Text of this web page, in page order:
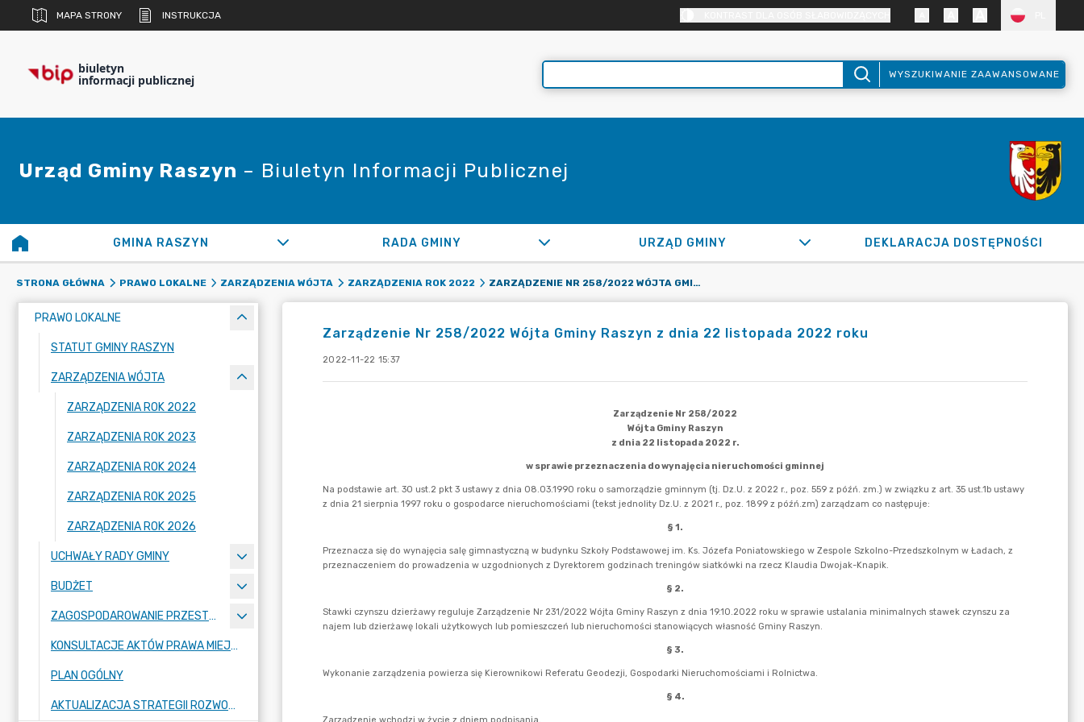
MAPA STRONY INSTRUKCJA
biuletyn
informacji publicznej WYSZUKIWANIE ZAAWANSOWANE
Urząd Gminy Raszyn – Biuletyn Informacji Publicznej
GMINA RASZYN RADA GMINY URZĄD GMINY DEKLARACJA DOSTĘPNOŚCI
STRONA GŁÓWNA PRAWO LOKALNE ZARZĄDZENIA WÓJTA ZARZĄDZENIA ROK 2022 ZARZĄDZENIE NR 258/2022 WÓJTA GMINY RASZYN Z DNIA 22 LISTOPADA 2022 ROKU
PRAWO LOKALNE
STATUT GMINY RASZYN
ZARZĄDZENIA WÓJTA
ZARZĄDZENIA ROK 2022
ZARZĄDZENIA ROK 2023
ZARZĄDZENIA ROK 2024
ZARZĄDZENIA ROK 2025
ZARZĄDZENIA ROK 2026
UCHWAŁY RADY GMINY
BUDŻET
ZAGOSPODAROWANIE PRZESTRZENNE
KONSULTACJE AKTÓW PRAWA MIEJSCOWEGO I INNYCH AKTÓW PRAWNYCH
PLAN OGÓLNY
AKTUALIZACJA STRATEGII ROZWOJU GMINY RASZYN
Zarządzenie Nr 258/2022 Wójta Gminy Raszyn z dnia 22 listopada 2022 roku
2022-11-22 15:37